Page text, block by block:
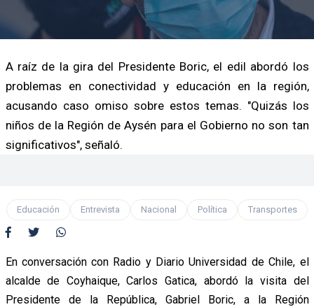
A raíz de la gira del Presidente Boric, el edil abordó los
problemas en conectividad y educación en la región,
acusando caso omiso sobre estos temas. "Quizás los
niños de la Región de Aysén para el Gobierno no son tan
significativos", señaló.
Educación Entrevista Nacional Política Transportes
En conversación con Radio y Diario Universidad de Chile, el
alcalde de Coyhaique, Carlos Gatica, abordó la visita del
Presidente de la República, Gabriel Boric, a la Región